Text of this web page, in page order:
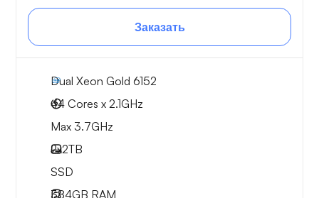
Заказать
Dual Xeon Gold 6152
44 Cores x 2.1GHz
Max 3.7GHz
2x2TB
SSD
384GB RAM